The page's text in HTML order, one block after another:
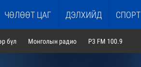
ЧӨЛӨӨТ ЦАГ ДЭЛХИЙД СПОРТ
бүл Монголын радио P3 FM 100.9